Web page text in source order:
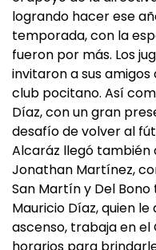
logrando hacer ese
temporada, con la
fueron por más. Los
invitaron a sus
club pocitano. Así
Díaz, con un gran
desafío de volver al
Alcaráz llegó también
Jonathan Martínez,
San Martín y Del
Mauricio Díaz, quien
ascenso, trabaja en